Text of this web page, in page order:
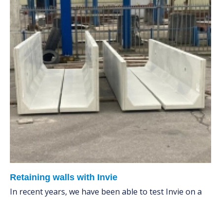
Retaining walls with Invie
In recent years, we have been able to test Invie on a